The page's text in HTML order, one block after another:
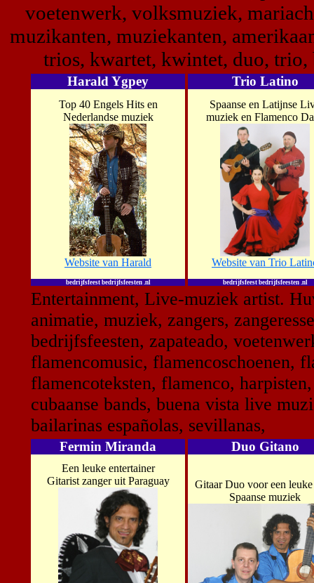
voetenwerk, volksmuziek,
muzikanten, muziekanten,
trios, kwartet, kwintet, duo,
Harald Ygpey
Top 40 Engels Hits en
Nederlandse muziek
Website van Harald
bedrijfsfeest bedrijfsfeesten .nl
Trio Latino
Spaanse en Latijnse
muziek en Flamenco
Website van Trio
bedrijfsfeest bedrijfsfeesten .nl
Entertainment, Live-muziek artist.
animatie, muziek, zangers,
bedrijfsfeesten, zapateado,
flamencomusic, flamencoschoenen,
flamencoteksten, flamenco,
cubaanse bands, buena vista live
bailarinas españolas, sevillanas,
Fermin Miranda
Een leuke entertainer
Gitarist zanger uit Paraguay
Duo Gitano
Gitaar Duo voor een leuke
Spaanse muziek